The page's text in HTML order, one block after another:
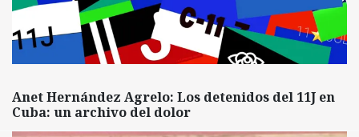
Anet Hernández Agrelo: Los detenidos del 11J en
Cuba: un archivo del dolor